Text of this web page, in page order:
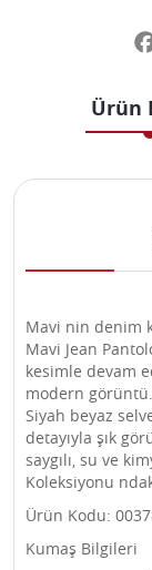
Ürün
Mavi nin denim
Mavi Jean
kesimle devam
modern
Siyah beyaz
detayıyla şık
saygılı, su ve
Koleksiyonu
Ürün Kodu:
Kumaş Bilgileri